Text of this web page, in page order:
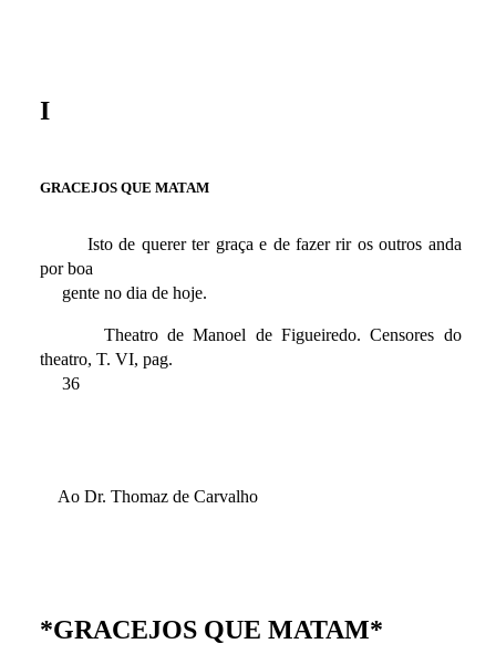
I
GRACEJOS QUE MATAM
Isto de querer ter graça e de fazer rir os outros anda
por boa
gente no dia de hoje.
Theatro de Manoel de Figueiredo. Censores do
theatro, T. VI, pag.
36
Ao Dr. Thomaz de Carvalho
*GRACEJOS QUE MATAM*